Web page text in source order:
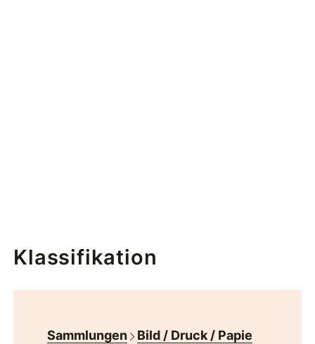
Klassifikation
Sammlungen
Bild / Druck / Papie